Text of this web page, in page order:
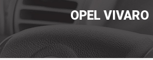
OPEL VIVARO